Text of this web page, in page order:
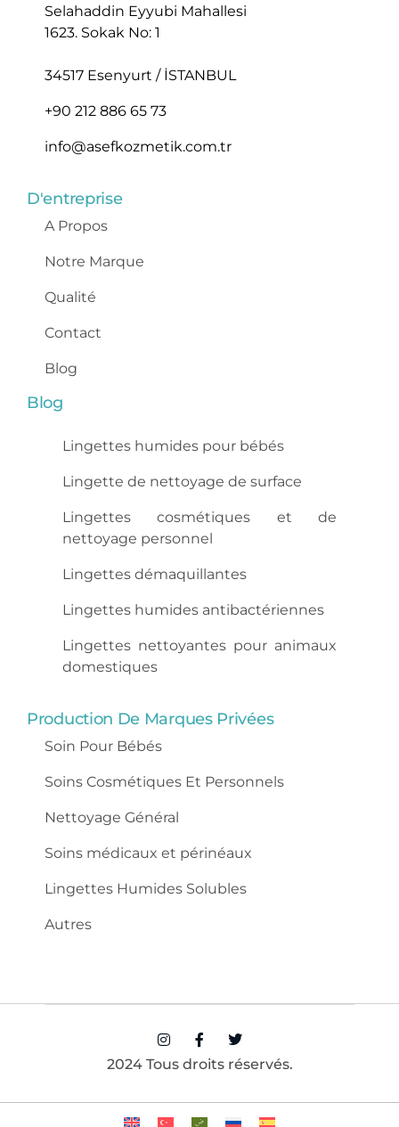
Selahaddin Eyyubi Mahallesi
1623. Sokak No: 1
34517 Esenyurt / İSTANBUL
+90 212 886 65 73
info@asefkozmetik.com.tr
D'entreprise
A Propos
Notre Marque
Qualité
Contact
Blog
Blog
Lingettes humides pour bébés
Lingette de nettoyage de surface
Lingettes cosmétiques et de
nettoyage personnel
Lingettes démaquillantes
Lingettes humides antibactériennes
Lingettes nettoyantes pour animaux
domestiques
Production De Marques Privées
Soin Pour Bébés
Soins Cosmétiques Et Personnels
Nettoyage Général
Soins médicaux et périnéaux
Lingettes Humides Solubles
Autres
2024 Tous droits réservés.